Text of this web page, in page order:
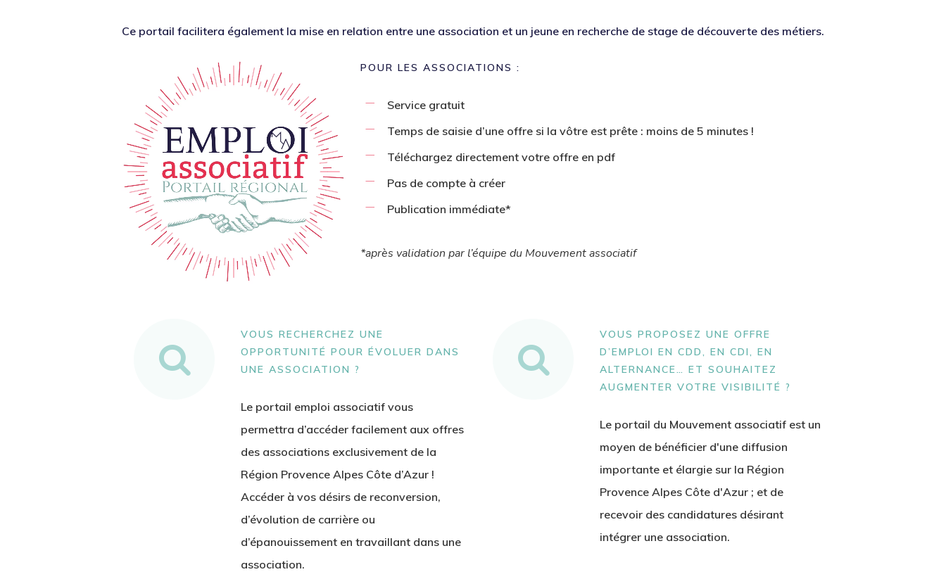
Ce portail facilitera également la mise en relation entre une association et un jeune en recherche de stage de découverte des métiers.
POUR LES ASSOCIATIONS :
Service gratuit
Temps de saisie d’une offre si la vôtre est prête : moins de 5 minutes !
Téléchargez directement votre offre en pdf
Pas de compte à créer
Publication immédiate*
*après validation par l’équipe du Mouvement associatif
VOUS RECHERCHEZ UNE
OPPORTUNITÉ POUR ÉVOLUER DANS
UNE ASSOCIATION ?
Le portail emploi associatif vous
permettra d’accéder facilement aux offres
des associations exclusivement de la
Région Provence Alpes Côte d’Azur !
Accéder à vos désirs de reconversion,
d’évolution de carrière ou
d’épanouissement en travaillant dans une
association.
VOUS PROPOSEZ UNE OFFRE
D’EMPLOI EN CDD, EN CDI, EN
ALTERNANCE… ET SOUHAITEZ
AUGMENTER VOTRE VISIBILITÉ ?
Le portail du Mouvement associatif est un
moyen de bénéficier d'une diffusion
importante et élargie sur la Région
Provence Alpes Côte d'Azur ; et de
recevoir des candidatures désirant
intégrer une association.